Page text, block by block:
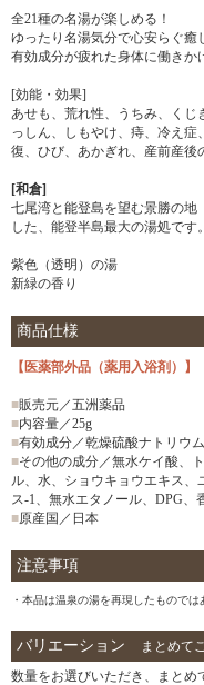
全21種の名湯が楽しめる！
ゆったり名湯気分で心安らぐ癒
有効成分が疲れた身体に働きか
[効能・効果]
あせも、荒れ性、うちみ、くじ
っしん、しもやけ、痔、冷え症
復、ひび、あかぎれ、産前産後
[和倉]
七尾湾と能登島を望む景勝の地
した、能登半島最大の湯処です。
紫色（透明）の湯
新緑の香り
商品仕様
【医薬部外品（薬用入浴剤）】
■販売元／五洲薬品
■内容量／25g
■有効成分／乾燥硫酸ナトリウ
■その他の成分／無水ケイ酸、
ル、水、ショウキョウエキス、
ス-1、無水エタノール、DPG、
■原産国／日本
注意事項
・本品は温泉の湯を再現したものでは
バリエーション
まとめて
数量をお選びいただき、まとめ